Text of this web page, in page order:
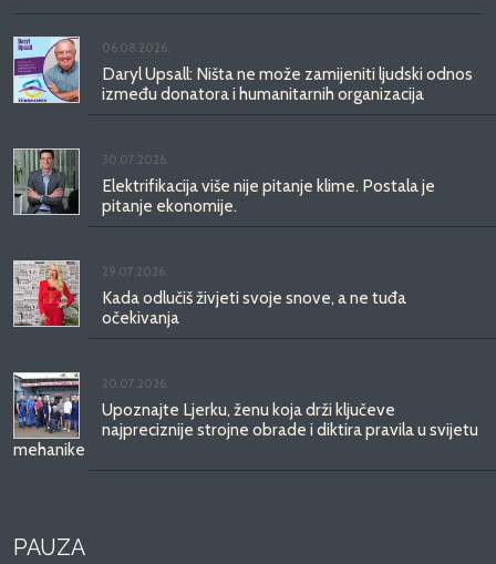
06.08.2026.
Daryl Upsall: Ništa ne može zamijeniti ljudski odnos
između donatora i humanitarnih organizacija
30.07.2026.
Elektrifikacija više nije pitanje klime. Postala je
pitanje ekonomije.
29.07.2026.
Kada odlučiš živjeti svoje snove, a ne tuđa
očekivanja
20.07.2026.
Upoznajte Ljerku, ženu koja drži ključeve
najpreciznije strojne obrade i diktira pravila u svijetu
mehanike
PAUZA